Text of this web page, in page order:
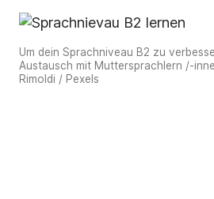
Um dein Sprachniveau B2 zu
Austausch mit Muttersprachlern /-
Rimoldi / Pexels